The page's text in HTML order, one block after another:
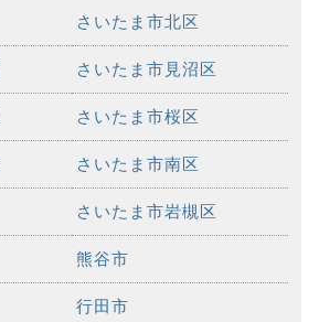
さいたま市北区
さいたま市見沼区
さいたま市桜区
さいたま市南区
さいたま市岩槻区
熊谷市
行田市